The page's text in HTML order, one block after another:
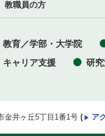
教職員の方
教育／学部・大学院
キャリア支援
研
井ヶ丘5丁目1番1号 ( ア